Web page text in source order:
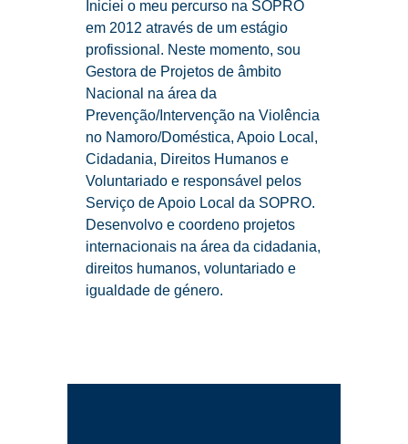
Iniciei o meu percurso na SOPRO
em 2012 através de um estágio
profissional. Neste momento, sou
Gestora de Projetos de âmbito
Nacional na área da
Prevenção/Intervenção na Violência
no Namoro/Doméstica, Apoio Local,
Cidadania, Direitos Humanos e
Voluntariado e responsável pelos
Serviço de Apoio Local da SOPRO.
Desenvolvo e coordeno projetos
internacionais na área da cidadania,
direitos humanos, voluntariado e
igualdade de género.